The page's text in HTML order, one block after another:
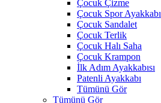
Çocuk Çizme
Çocuk Spor Ayakkabı
Çocuk Sandalet
Çocuk Terlik
Çocuk Halı Saha
Çocuk Krampon
İlk Adım Ayakkabısı
Patenli Ayakkabı
Tümünü Gör
Tümünü Gör